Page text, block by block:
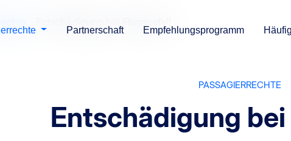
Partnerschaft Empfehlungsprogramm
PASSAGIERRECHTE
Entschädigung